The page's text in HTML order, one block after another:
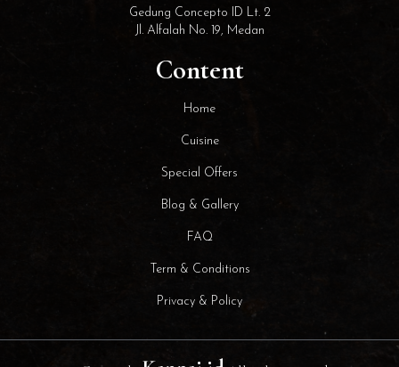
Gedung Concepto ID Lt. 2
Jl. Alfalah No. 19, Medan
Content
Home
Cuisine
Special Offers
Blog & Gallery
FAQ
Term & Conditions
Privacy & Policy